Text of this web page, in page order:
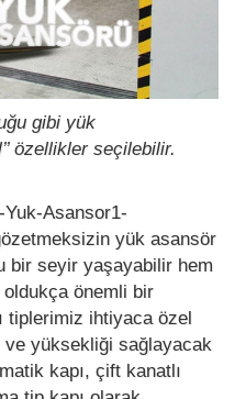
gibi yük
özellikler seçilebilir.
Asansor1-
yük asansör
bir seyir yaşayabilir hem
oldukça önemli bir
tiplerimiz ihtiyaca özel
ve yüksekliği sağlayacak
kapı, çift kanatlı